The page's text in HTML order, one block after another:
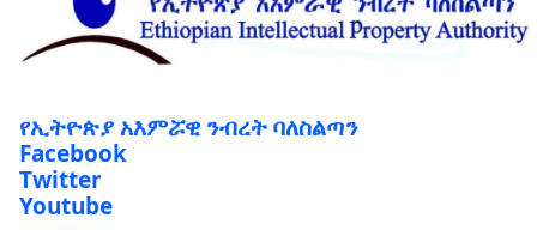
የኢትዮጵያ አእምሯዊ ንብረት ባለስልጣን
Facebook
Twitter
Youtube